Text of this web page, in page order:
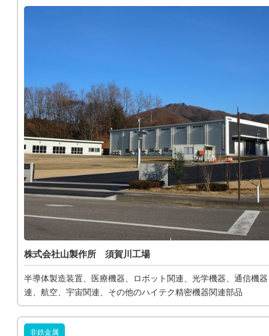
株式会社山製作所 須賀川工場
半導体製造装置、医療機器、ロボット関連、光学機器、通信機
連、航空、宇宙関連、その他のハイテク精密機器関連部品
非鉄金属